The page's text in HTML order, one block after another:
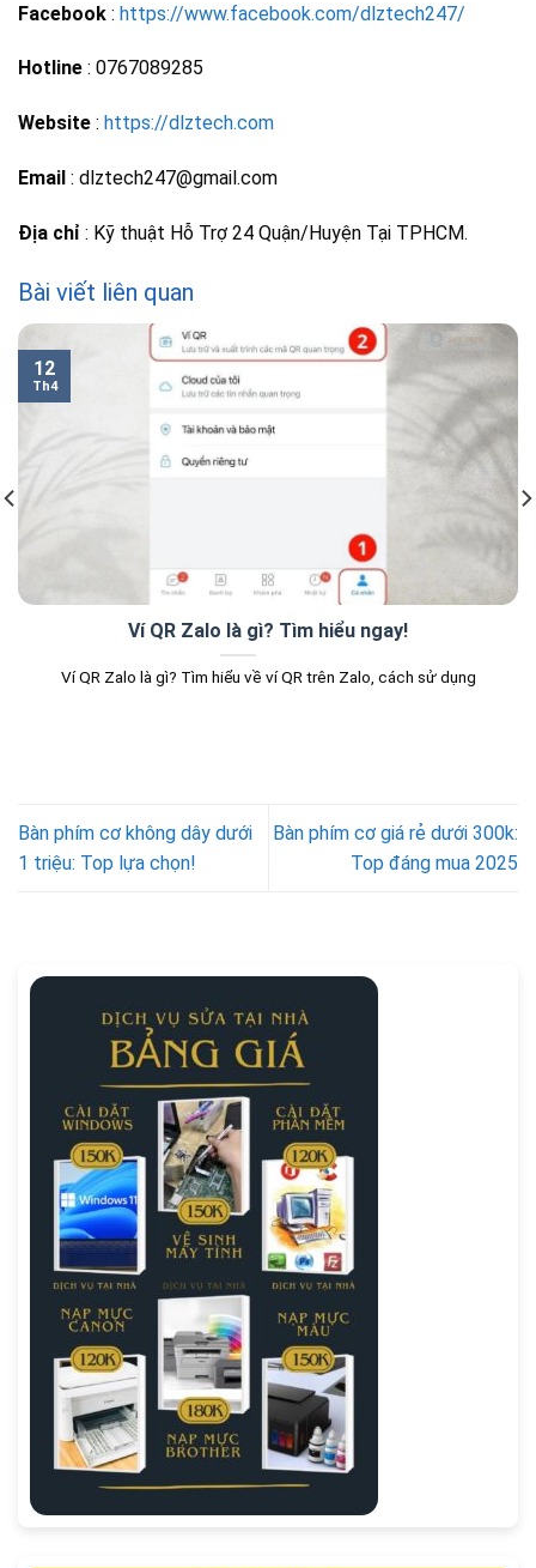
Facebook : https://www.facebook.com/dlztech247/
Hotline : 0767089285
Website : https://dlztech.com
Email : dlztech247@gmail.com
Địa chỉ : Kỹ thuật Hỗ Trợ 24 Quận/Huyện Tại TPHCM.
Bài viết liên quan
Ví QR Zalo là gì? Tìm hiểu ngay!
Ví QR Zalo là gì? Tìm hiểu về ví QR trên Zalo, cách sử dụng
12
Th4
Bàn phím cơ không dây dưới
1 triệu: Top lựa chọn!
Bàn phím cơ giá rẻ dưới 300k:
Top đáng mua 2025